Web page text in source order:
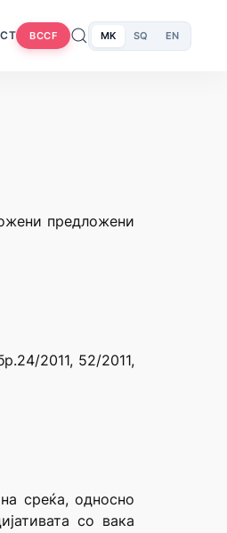
BCCF MK SQ EN
предложени
2011, 52/2011,
среќа, односно
со вака